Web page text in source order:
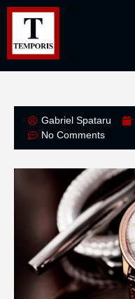
Gabriel Spataru
No Comments